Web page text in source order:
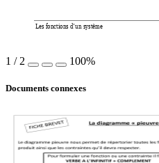
Les fonctions d’un système
1 / 2 100%
Documents connexes